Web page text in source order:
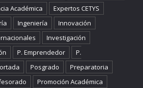
Académica
Expertos CETYS
Ingeniería
Innovación
Investigación
P. Emprendedor
P.
Posgrado
Preparatoria
Promoción Académica